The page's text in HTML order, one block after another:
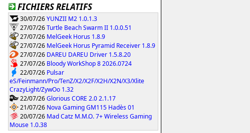
FICHIERS RELATIFS
30/07/26YUNZII M2 1.0.1.3
27/07/26Turtle Beach Swarm II 1.0.0.51
27/07/26 MelGeek Horus 1.8.9
27/07/26 MelGeek Horus Pyramid Receiver 1.8.9
27/07/26 DAREU DAREU Driver 1.5.8.20
27/07/26 Bloody WorkShop 8 2026.0724
22/07/26 Pulsar
eS/Feinmann/Pro/TenZ/X2/X2F/X2H/X2N/X3/Xlite
CrazyLight/ZywOo 1.32
22/07/26Glorious CORE 2.0 2.1.17
21/07/26 Nova Gaming GM115 Hadès 01
20/07/26 Mad Catz M.M.O. 7+ Wireless Gaming
Mouse 1.0.38